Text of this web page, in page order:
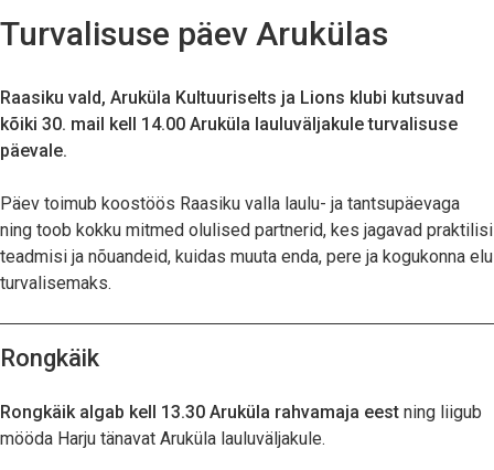
Turvalisuse päev Arukülas
Raasiku vald, Aruküla Kultuuriselts ja Lions klubi kutsuvad
kõiki 30. mail kell 14.00 Aruküla lauluväljakule turvalisuse
päevale.
Päev toimub koostöös Raasiku valla laulu- ja tantsupäevaga
ning toob kokku mitmed olulised partnerid, kes jagavad praktilisi
teadmisi ja nõuandeid, kuidas muuta enda, pere ja kogukonna elu
turvalisemaks.
Rongkäik
Rongkäik algab kell 13.30 Aruküla rahvamaja eest ning liigub
mööda Harju tänavat Aruküla lauluväljakule.